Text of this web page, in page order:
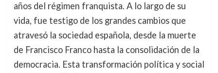
años del régimen franquista. A lo largo de su
vida, fue testigo de los grandes cambios que
atravesó la sociedad española, desde la muerte
de Francisco Franco hasta la consolidación de la
democracia. Esta transformación política y social